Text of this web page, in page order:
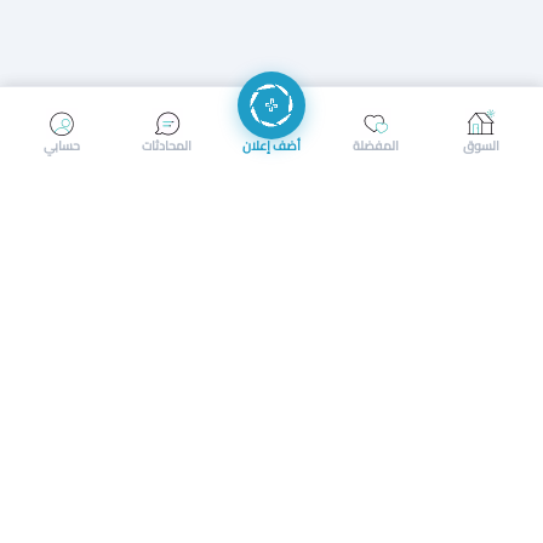
إرسال رسالة إجراء مكالمة
حسابي المحادثات أضف إعلان المفضلة السوق